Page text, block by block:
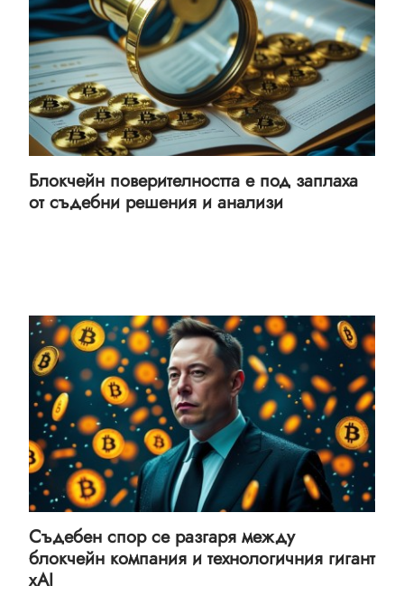
Блокчейн поверителността е под заплаха
от съдебни решения и анализи
Съдебен спор се разгаря между
блокчейн компания и технологичния гигант
xAI